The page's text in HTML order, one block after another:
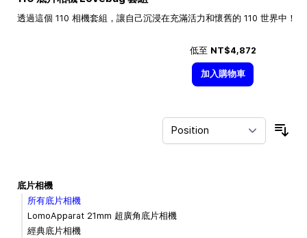
透過這個 110 相機套組，讓自己沉浸在充滿活力和懷舊的 110 世界中！
低至 NT$4,872
加入購物車
底片相機
所有底片相機
LomoApparat 21mm 超廣角底片相機
經典底片相機